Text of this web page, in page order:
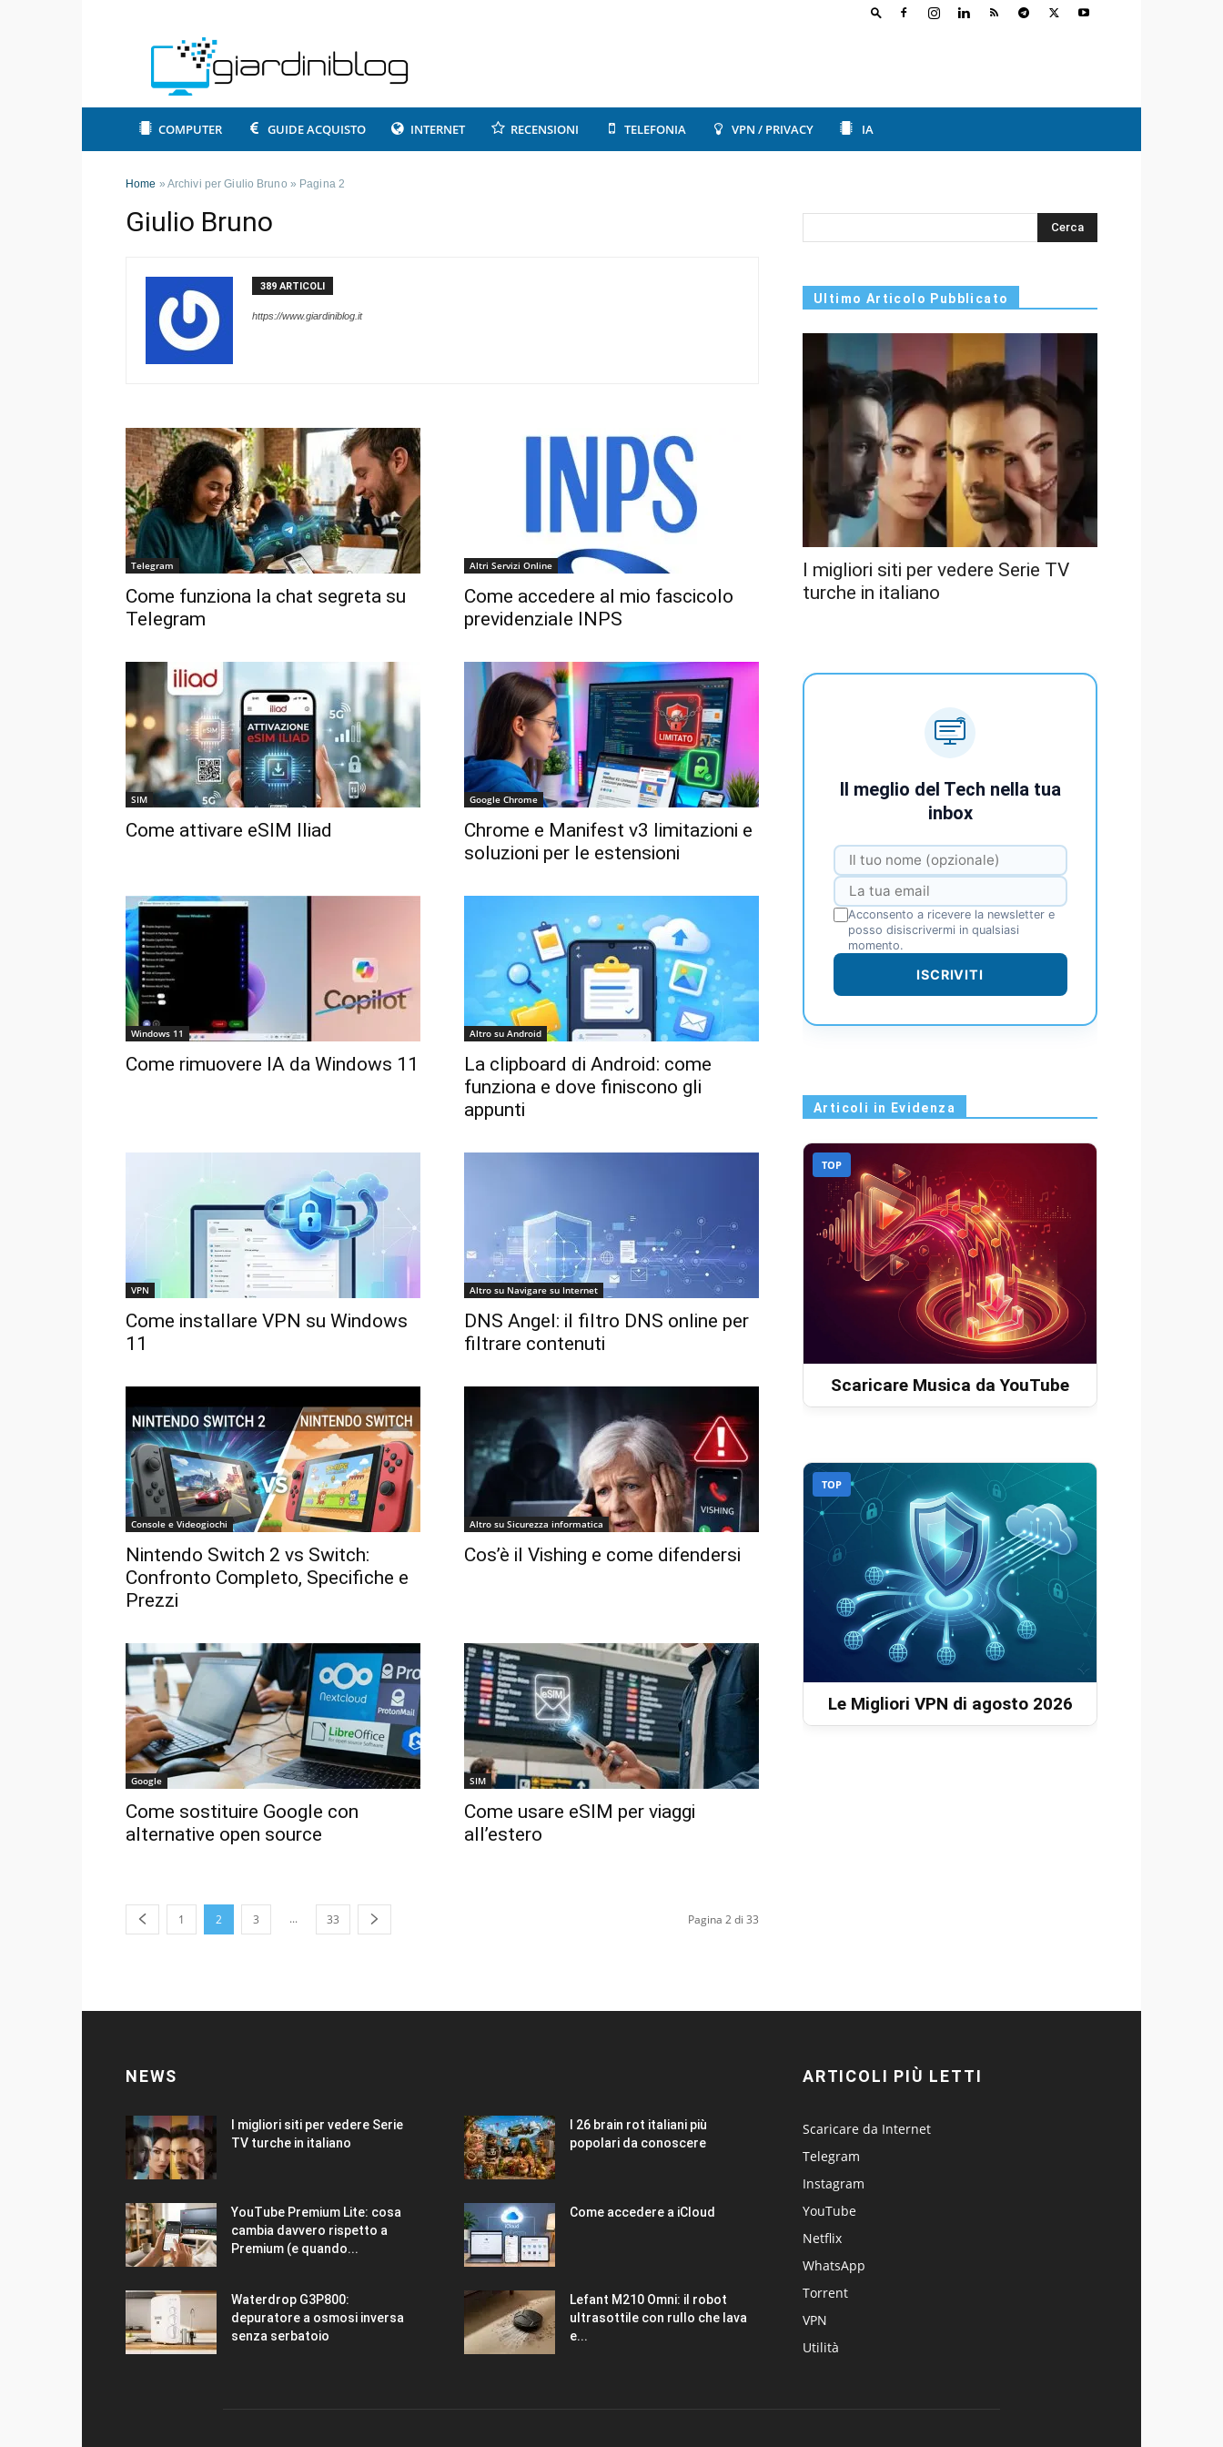
COMPUTER GUIDE ACQUISTO INTERNET RECENSIONI TELEFONIA VPN / PRIVACY IA
Home » Archivi per Giulio Bruno » Pagina 2
Giulio Bruno
389 ARTICOLI
https://www.giardiniblog.it
Telegram
Come funziona la chat segreta su
Telegram
Altri Servizi Online
Come accedere al mio fascicolo
previdenziale INPS
SIM
Come attivare eSIM Iliad
Google Chrome
Chrome e Manifest v3 limitazioni e
soluzioni per le estensioni
Windows 11
Come rimuovere IA da Windows 11
Altro su Android
La clipboard di Android: come
funziona e dove finiscono gli
appunti
VPN
Come installare VPN su Windows
11
Altro su Navigare su Internet
DNS Angel: il filtro DNS online per
filtrare contenuti
Console e Videogiochi
Nintendo Switch 2 vs Switch:
Confronto Completo, Specifiche e
Prezzi
Altro su Sicurezza informatica
Cos’è il Vishing e come difendersi
Google
Come sostituire Google con
alternative open source
SIM
Come usare eSIM per viaggi
all’estero
1 2 3 ... 33 Pagina 2 di 33
s
Ultimo Articolo Pubblicato
I migliori siti per vedere Serie TV
turche in italiano
Il meglio del Tech nella tua
inbox
Acconsento a ricevere la newsletter e
posso disiscrivermi in qualsiasi
momento.
ISCRIVITI
Articoli in Evidenza
TOP
Scaricare Musica da YouTube
TOP
Le Migliori VPN di agosto 2026
NEWS
I migliori siti per vedere Serie
TV turche in italiano
I 26 brain rot italiani più
popolari da conoscere
YouTube Premium Lite: cosa
cambia davvero rispetto a
Premium (e quando...
Come accedere a iCloud
Waterdrop G3P800:
depuratore a osmosi inversa
senza serbatoio
Lefant M210 Omni: il robot
ultrasottile con rullo che lava
e...
ARTICOLI PIÙ LETTI
Scaricare da Internet
Telegram
Instagram
YouTube
Netflix
WhatsApp
Torrent
VPN
Utilità